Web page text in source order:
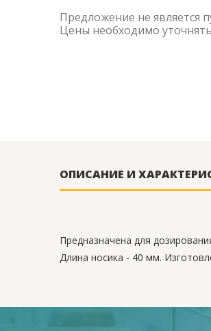
Предложение не является
Цены необходимо
ОПИСАНИЕ И
Предназначена для
Длина носика - 40 мм.